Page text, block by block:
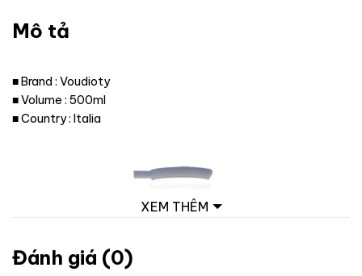
Mô tả
■ Brand : Voudioty
■ Volume : 500ml
■ Country : Italia
XEM THÊM
Đánh giá (0)